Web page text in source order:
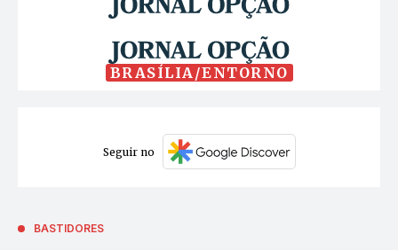
BRASÍLIA/ENTORNO
Seguir no
BASTIDORES